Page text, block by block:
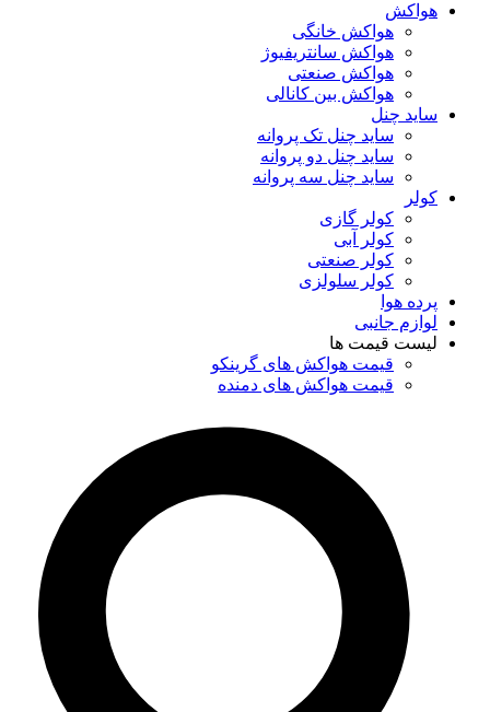
هواکش
هواکش خانگی
هواکش سانتریفیوژ
هواکش صنعتی
هواکش بین کانالی
ساید چنل
ساید چنل تک پروانه
ساید چنل دو پروانه
ساید چنل سه پروانه
کولر
کولر گازی
کولر آبی
کولر صنعتی
کولر سلولزی
پرده هوا
لوازم جانبی
لیست قیمت ها
قیمت هواکش های گرینکو
قیمت هواکش های دمنده